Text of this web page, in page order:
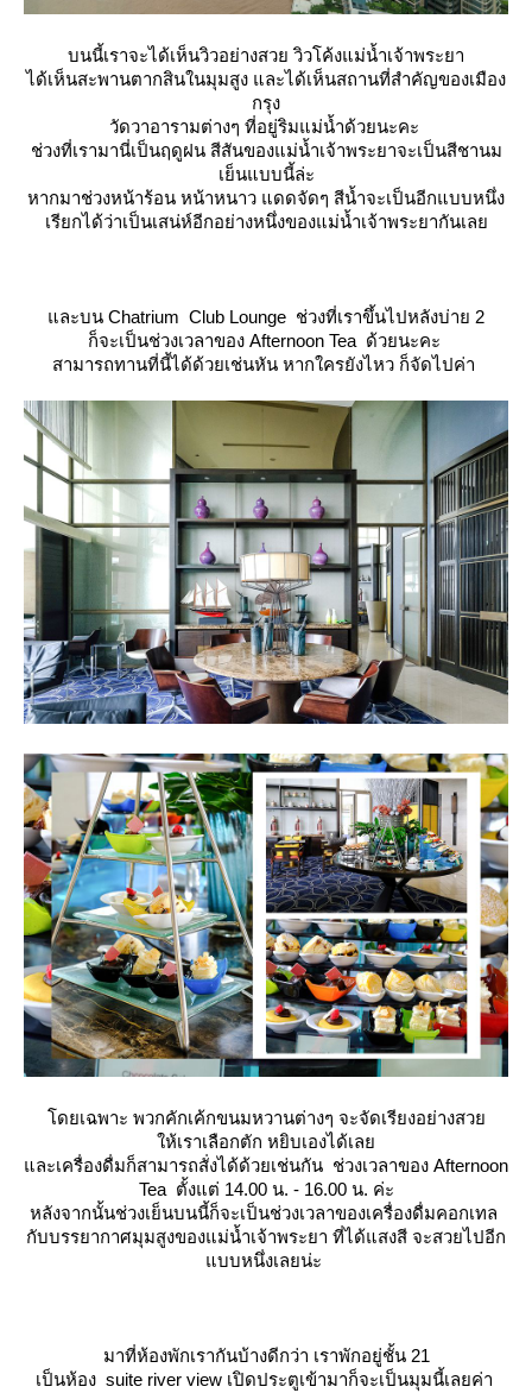
บนนี้เราจะได้เห็นวิวอย่างสวย วิวโค้งแม่น้ำเจ้าพระยา
ได้เห็นสะพานตากสินในมุมสูง และได้เห็นสถานที่สำคัญของเมือง
กรุง
วัดวาอารามต่างๆ ที่อยู่ริมแม่น้ำด้วยนะคะ
ช่วงที่เรามานี่เป็นฤดูฝน สีสันของแม่น้ำเจ้าพระยาจะเป็นสีชานม
เย็นแบบนี้ล่ะ
หากมาช่วงหน้าร้อน หน้าหนาว แดดจัดๆ สีน้ำจะเป็นอีกแบบหนึ่ง
เรียกได้ว่าเป็นเสน่ห์อีกอย่างหนึ่งของแม่น้ำเจ้าพระยากันเล
ละบน Chatrium Club Lounge ช่วงที่เราขึ้นไปหลังบ่าย 2
ก็จะเป็นช่วงเวลาของ Afternoon Tea ด้วยนะคะ
สามารถทานที่นี้ได้ด้วยเช่นหัน หากใครยังไหว ก็จัดไปค่า
ดยเฉพาะ พวกคักเค้กขนมหวานต่างๆ จะจัดเรียงอย่างสว
ห้เราเลือกตัก หยิบเองได้เล
ละเครื่องดื่มก็สามารถสั่งได้ด้วยเช่นกัน ช่วงเวลาของ Afternoon
Tea ตั้งแต่ 14.00 น. - 16.00 น. ค่ะ
หลังจากนั้นช่วงเย็นบนนี้ก็จะเป็นช่วงเวลาของเครื่องดื่มคอกเทล
กับบรรยากาศมุมสูงของแม่น้ำเจ้าพระยา ที่ได้แสงสี จะสวยไปอีก
บบหนึ่งเลยน่ะ
มาที่ห้องพักเรากันบ้างดีกว่า เราพักอยู่ชั้น 21
เป็นห้อง suite river view เปิดประตูเข้ามาก็จะเป็นมุมนี้เลยค่า